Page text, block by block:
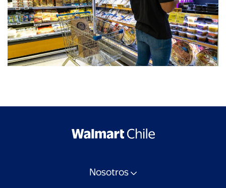
Nosotros